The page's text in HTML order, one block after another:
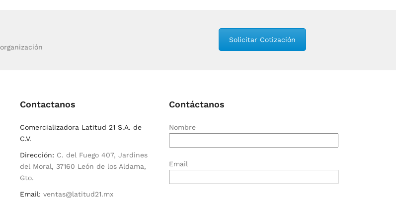
Solicitar Cotización
Contactanos
Comercializadora Latitud 21 S.A. de
C.V.
Dirección: C. del Fuego 407, Jardines
del Moral, 37160 León de los Aldama,
Gto.
Email: ventas@latitud21.mx
Contáctanos
Nombre
Email